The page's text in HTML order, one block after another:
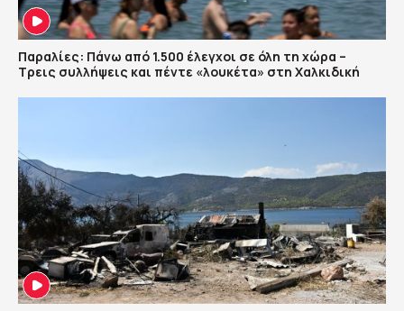
Παραλίες: Πάνω από 1.500 έλεγχοι σε όλη τη χώρα –
Τρεις συλλήψεις και πέντε «λουκέτα» στη Χαλκιδική